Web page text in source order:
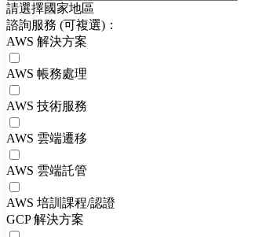
請選擇國家地區
諮詢服務 (可複選)：
AWS 解決方案
AWS 帳務處理
AWS 技術服務
AWS 雲端遷移
AWS 雲端託管
AWS 培訓課程/認證
GCP 解決方案